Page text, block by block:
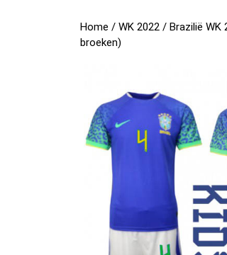
Home /WK 2022 /Brazilië WK
broeken)